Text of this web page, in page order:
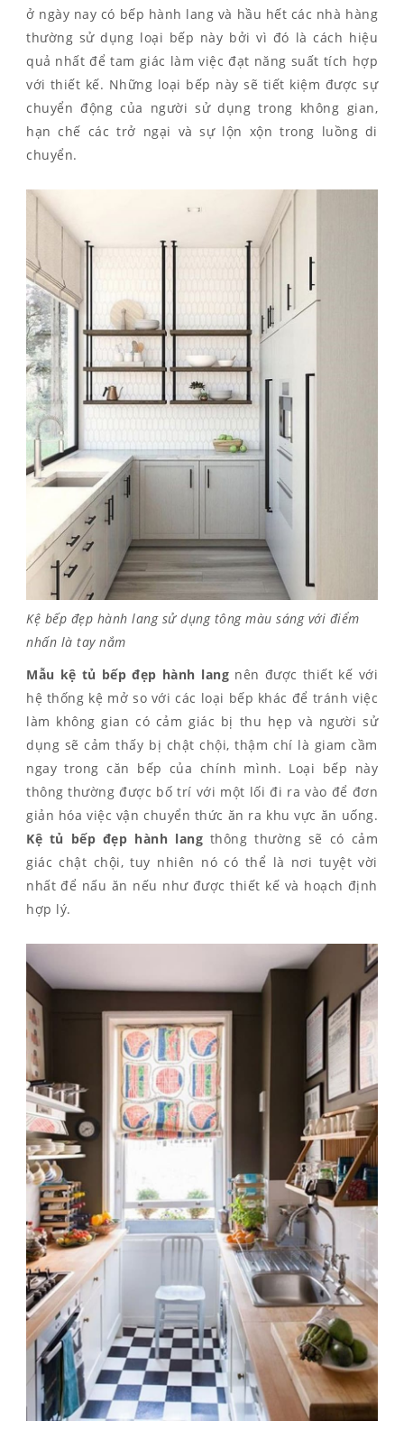
ở ngày nay có bếp hành lang và hầu hết các nhà hàng
thường sử dụng loại bếp này bởi vì đó là cách hiệu
quả nhất để tam giác làm việc đạt năng suất tích hợp
với thiết kế. Những loại bếp này sẽ tiết kiệm được sự
chuyển động của người sử dụng trong không gian,
hạn chế các trở ngại và sự lộn xộn trong luồng di
chuyển.
Kệ bếp đẹp hành lang sử dụng tông màu sáng với điểm
nhấn là tay nắm
Mẫu kệ tủ bếp đẹp hành lang nên được thiết kế với
hệ thống kệ mở so với các loại bếp khác để tránh việc
làm không gian có cảm giác bị thu hẹp và người sử
dụng sẽ cảm thấy bị chật chội, thậm chí là giam cầm
ngay trong căn bếp của chính mình. Loại bếp này
thông thường được bố trí với một lối đi ra vào để đơn
giản hóa việc vận chuyển thức ăn ra khu vực ăn uống.
Kệ tủ bếp đẹp hành lang thông thường sẽ có cảm
giác chật chội, tuy nhiên nó có thể là nơi tuyệt vời
nhất để nấu ăn nếu như được thiết kế và hoạch định
hợp lý.